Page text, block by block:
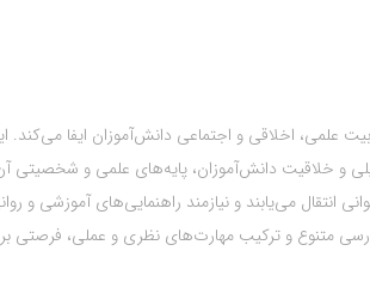
علمی، اخلاقی و اجتماعی دانش‌آموزان ایفا می‌کند.
و خلاقیت دانش‌آموزان، پایه‌های علمی و شخصیتی
می‌یابند و نیازمند راهنمایی‌های آموزشی و
متنوع و ترکیب مهارت‌های نظری و عملی، فرصتی